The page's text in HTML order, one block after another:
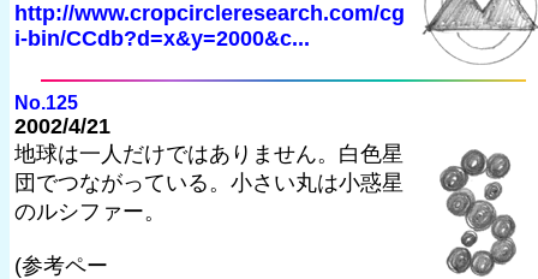
http://www.cropcircleresearch.com/cg
i-bin/CCdb?d=x&y=2000&c...
No.125
2002/4/21
地球は一人だけではありません。白色星
団でつながっている。小さい丸は小惑星
のルシファー。
(参考ペー